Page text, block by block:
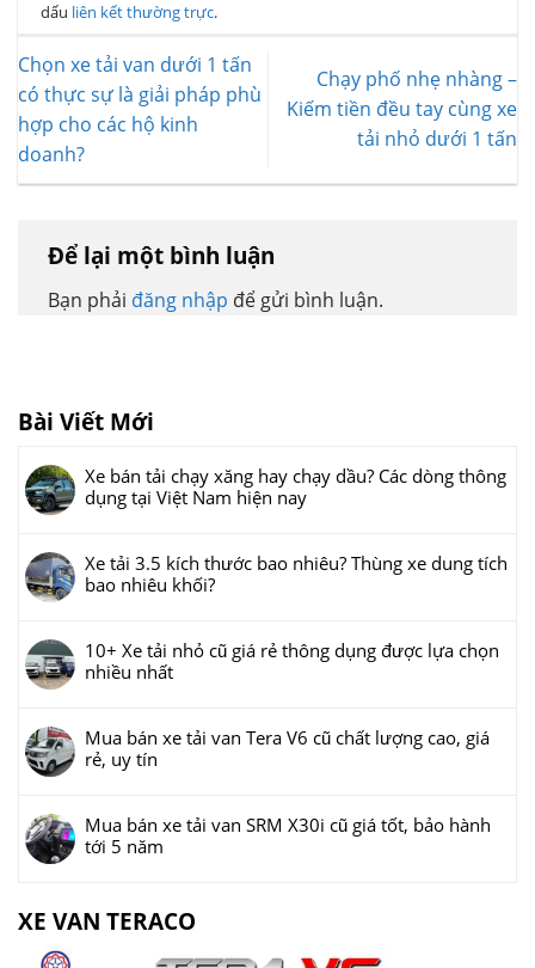
dấu liên kết thường trực.
Chọn xe tải van dưới 1 tấn
có thực sự là giải pháp phù
hợp cho các hộ kinh
doanh?
Chạy phố nhẹ nhàng –
Kiếm tiền đều tay cùng xe
tải nhỏ dưới 1 tấn
Để lại một bình luận
Bạn phải đăng nhập để gửi bình luận.
Bài Viết Mới
Xe bán tải chạy xăng hay chạy dầu? Các dòng thông
dụng tại Việt Nam hiện nay
Xe tải 3.5 kích thước bao nhiêu? Thùng xe dung tích
bao nhiêu khối?
10+ Xe tải nhỏ cũ giá rẻ thông dụng được lựa chọn
nhiều nhất
Mua bán xe tải van Tera V6 cũ chất lượng cao, giá
rẻ, uy tín
Mua bán xe tải van SRM X30i cũ giá tốt, bảo hành
tới 5 năm
XE VAN TERACO